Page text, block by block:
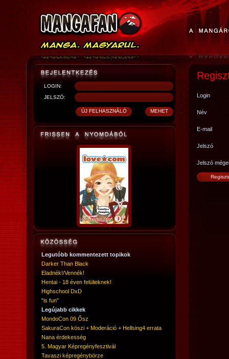
LOGIN:
JELSZÓ:
Legutóbb kommentezett topikok
Darker Than Black
Eladnék!/Vennék!
Hentai - 18 éven felülieknek!
Highschool DxD
"is fun"
Legújabb cikkek
MondoCon 09 Ősz
SakuraCon köszi + Moderáció + Hellsing4 errata
Nana érdekesség
5. Magyar Képregényfesztivál
Tavaszi képregénybörze
Login
Név
E-mail
Jelszó
Jelszó